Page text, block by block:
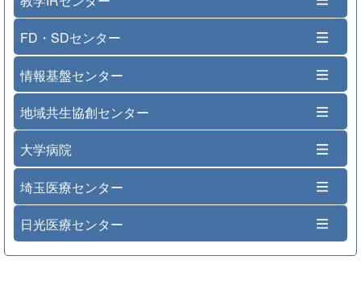
FD・SDセンター
情報基盤センター
地域共生協創センター
大学病院
埼玉医療センター
日光医療センター